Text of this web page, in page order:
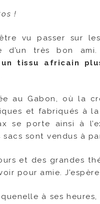
!
vu passer sur
d’un très bon
un tissu africain
au Gabon, où la
et fabriqués à
se porte ainsi à
sacs sont vendus à
et des grandes
pour amie.
à ses